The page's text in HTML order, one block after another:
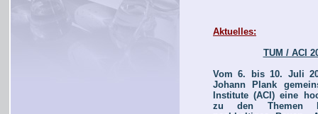
Aktuelles:
TUM / ACI
Vom 6. bis 10. Juli
Johann Plank
Institute (ACI) eine
zu den Themen